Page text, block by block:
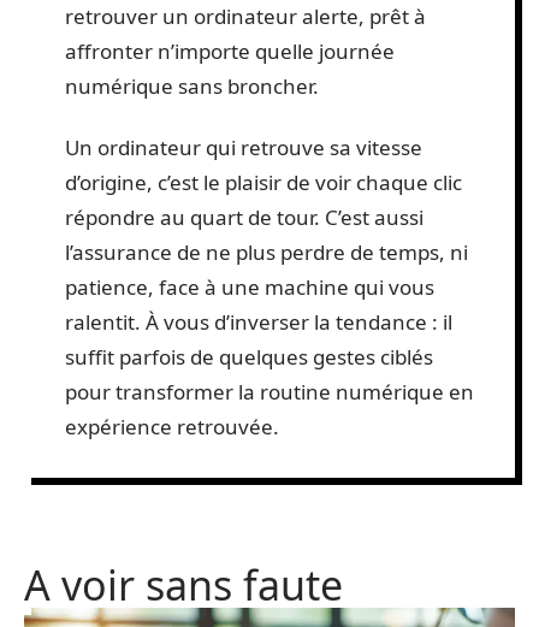
retrouver un ordinateur alerte, prêt à
affronter n’importe quelle journée
numérique sans broncher.
Un ordinateur qui retrouve sa vitesse
d’origine, c’est le plaisir de voir chaque clic
répondre au quart de tour. C’est aussi
l’assurance de ne plus perdre de temps, ni
patience, face à une machine qui vous
ralentit. À vous d’inverser la tendance : il
suffit parfois de quelques gestes ciblés
pour transformer la routine numérique en
expérience retrouvée.
A voir sans faute